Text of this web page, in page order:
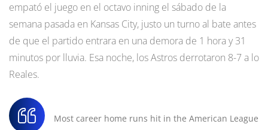
empató el juego en el octavo inning el sábado de la
semana pasada en Kansas City, justo un turno al bate antes
de que el partido entrara en una demora de 1 hora y 31
minutos por lluvia. Esa noche, los Astros derrotaron 8-7 a lo
Reales.
Most career home runs hit in the American League